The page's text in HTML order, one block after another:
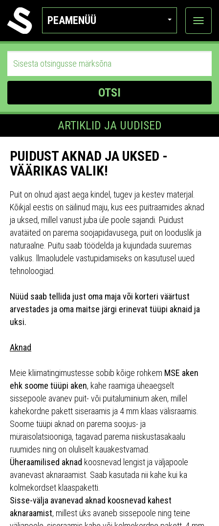
PEAMENÜÜ
Ava
OTSI
ARTIKLID JA UUDISED
PUIDUST AKNAD JA UKSED -
VÄÄRIKAS VALIK!
Puit on olnud ajast aega kindel, tugev ja kestev materjal.
Kõikjal eestis on säilinud maju, kus ees puitraamides aknad
ja uksed, millel vanust juba üle poole sajandi. Puidust
avatäited on parema soojapidavusega, puit on looduslik ja
naturaalne. Puitu saab töödelda ja kujundada suuremas
valikus. llmaoludele vastupidamiseks on kasutusel uued
tehnoloogiad.
Nüüd saab tellida just oma maja või korteri väärtust
arvestades ja oma maitse järgi erinevat tüüpi aknaid ja
uksi.
Aknad
Meie kliimatingimustesse sobib kõige rohkem MSE aken
ehk soome tüüpi aken, kahe raamiga üheaegselt
sissepoole avanev puit- või puitalumiinium aken, millel
kahekordne pakett siseraamis ja 4 mm klaas välisraamis.
Soome tüüpi aknad on parema soojus- ja
müraisolatsiooniga, tagavad parema niiskustasakaalu
ruumides ning on oluliselt kauakestvamad.
Üheraamilised aknad koosnevad lengist ja väljapoole
avanevast aknaraamist. Saab kasutada nii kahe kui ka
kolmekordset klaaspaketti.
Sisse-välja avanevad aknad koosnevad kahest
aknaraamist, millest üks avaneb sissepoole ning teine